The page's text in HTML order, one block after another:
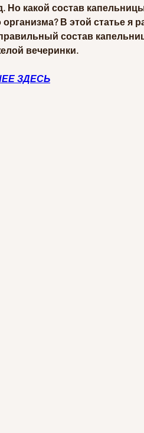
Но какой состав
В этой статье я
состав
вечеринки.
ЗДЕСЬ